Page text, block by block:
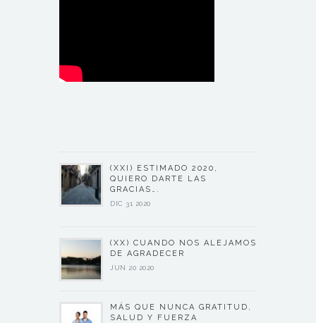
(XXI) ESTIMADO 2020,
QUIERO DARTE LAS
GRACIAS….
DIC 31 2020
(XX) CUANDO NOS ALEJAMOS
DE AGRADECER
JUN 20 2020
MÁS QUE NUNCA GRATITUD,
SALUD Y FUERZA